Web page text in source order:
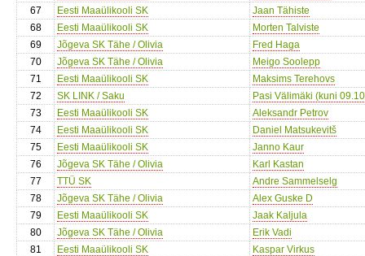
67
Eesti Maaülikooli SK
Jaan Tähiste
68
Eesti Maaülikooli SK
Morten Talviste
69
Jõgeva SK Tähe / Olivia
Fred Haga
70
Jõgeva SK Tähe / Olivia
Meigo Soolepp
71
Eesti Maaülikooli SK
Maksims Terehovs
72
SK LINK / Saku
Pasi Välimäki (kuni
73
Eesti Maaülikooli SK
Aleksandr Petrov
74
Eesti Maaülikooli SK
Daniel Matsukevitš
75
Eesti Maaülikooli SK
Janno Kaur
76
Jõgeva SK Tähe / Olivia
Karl Kastan
77
TTÜ SK
Andre Sammelselg
78
Jõgeva SK Tähe / Olivia
Alex Guske D
79
Eesti Maaülikooli SK
Jaak Kaljula
80
Jõgeva SK Tähe / Olivia
Erik Vadi
81
Eesti Maaülikooli SK
Kaspar Virkus